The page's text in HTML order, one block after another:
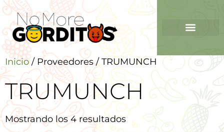
Inicio/ Proveedores / TRUMUNCH
TRUMUNCH
Mostrando los 4 resultados